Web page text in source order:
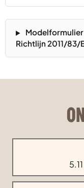
Richtlijn 2011/83/